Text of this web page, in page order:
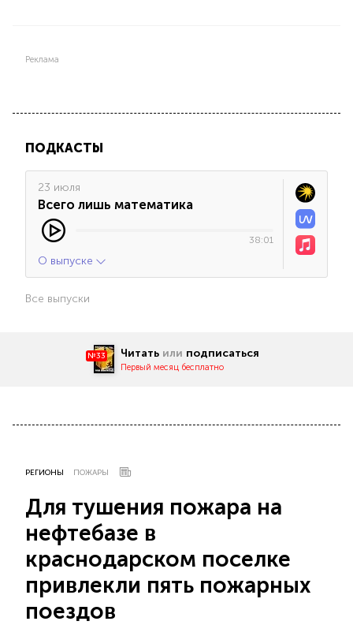
Реклама
ПОДКАСТЫ
23 июля
Всего лишь математика
38:01
О выпуске
Все выпуски
№33 Читать или подписаться
Первый месяц бесплатно
РЕГИОНЫ ПОЖАРЫ
Для тушения пожара на
нефтебазе в
краснодарском поселке
привлекли пять пожарных
поездов